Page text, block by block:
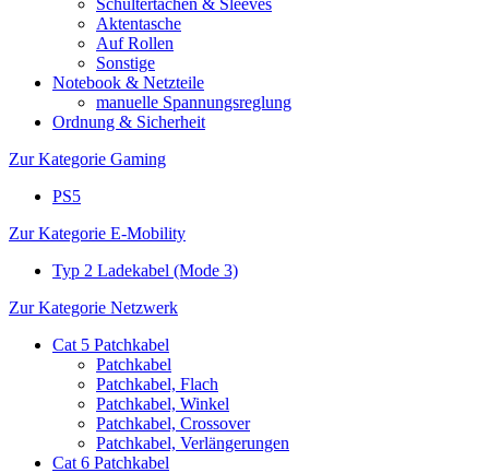
Schultertachen & Sleeves
Aktentasche
Auf Rollen
Sonstige
Notebook & Netzteile
manuelle Spannungsreglung
Ordnung & Sicherheit
Zur Kategorie Gaming
PS5
Zur Kategorie E-Mobility
Typ 2 Ladekabel (Mode 3)
Zur Kategorie Netzwerk
Cat 5 Patchkabel
Patchkabel
Patchkabel, Flach
Patchkabel, Winkel
Patchkabel, Crossover
Patchkabel, Verlängerungen
Cat 6 Patchkabel